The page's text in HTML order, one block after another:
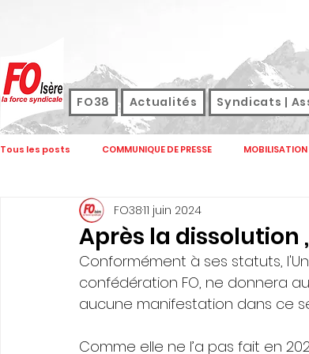
FO38 Actualités Syndicats |
Tous les posts COMMUNIQUE DE PRESSE MOBILISATION
FORMATION JOURNAL
ASSEMBLEE GENERALE CONGRES GREVE
REVENDICATIONS ELECTIONS FONCTION PUBLIQUE 2022
Après la dissolution
FO3811 juin 2024
Conformément à ses statuts,
confédération FO, ne donnera
aucune manifestation dans ce
Comme elle ne l’a pas fait en